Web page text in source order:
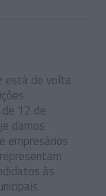
está de volta
12 de
damos
empresários
às